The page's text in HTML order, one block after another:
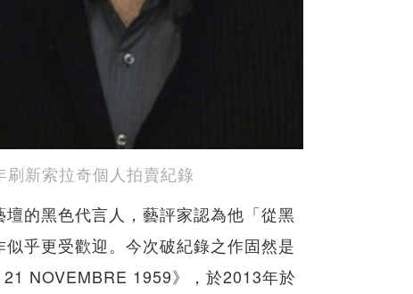
新索拉奇個人拍賣紀錄
的黑色代言人，藝評家認為他「從黑
乎更受歡迎。今次破紀錄之作固然是
NOVEMBRE 1959》，於2013年於